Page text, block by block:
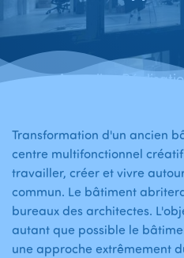
Accueil -
Transformation d'un ancien
centre multifonctionnel
travailler, créer et vivre
commun. Le bâtiment
bureaux des architectes.
autant que possible le
une approche extrêmement